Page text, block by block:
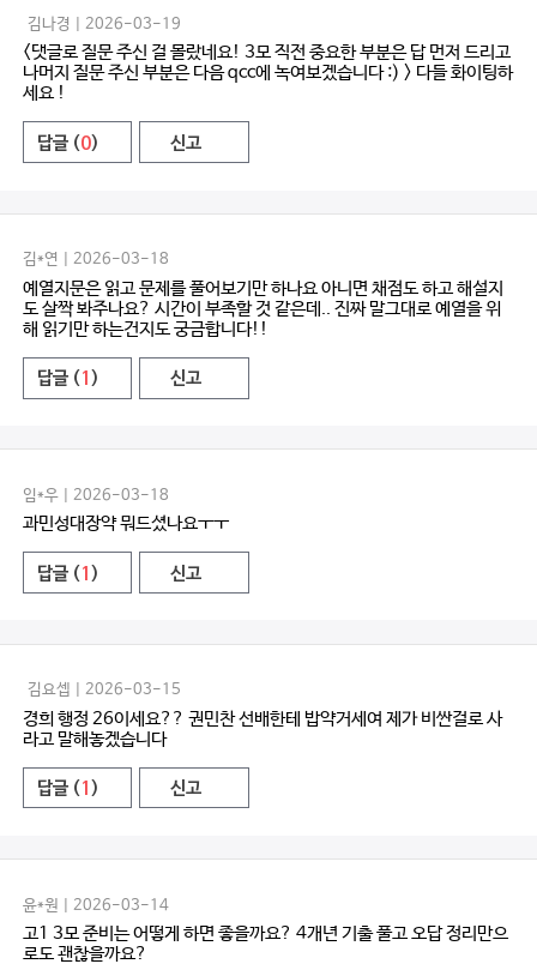
김나경 | 2026-03-19
<댓글로 질문 주신 걸 몰랐네요! 3모 직전 중요한 부분은 답 먼저 드리고
나머지 질문 주신 부분은 다음 qcc에 녹여보겠습니다 :) > 다들 화이팅하
세요 !
답글 (0) 신고
김*연 | 2026-03-18
예열지문은 읽고 문제를 풀어보기만 하나요 아니면 채점도 하고 해설지
도 살짝 봐주나요? 시간이 부족할 것 같은데.. 진짜 말그대로 예열을 위
해 읽기만 하는건지도 궁금합니다!!
답글 (1 ) 신고
임*우 | 2026-03-18
과민성대장약 뭐드셨나요ㅜㅜ
답글 ( 1 ) 신고
김요셉 | 2026-03-15
경희 행정 26이세요?? 권민찬 선배한테 밥약거세여 제가 비싼걸로 사
라고 말해놓겠습니다
답글 ( 1 ) 신고
윤*원 | 2026-03-14
고1 3모 준비는 어떻게 하면 좋을까요? 4개년 기출 풀고 오답 정리만으
로도 괜찮을까요?